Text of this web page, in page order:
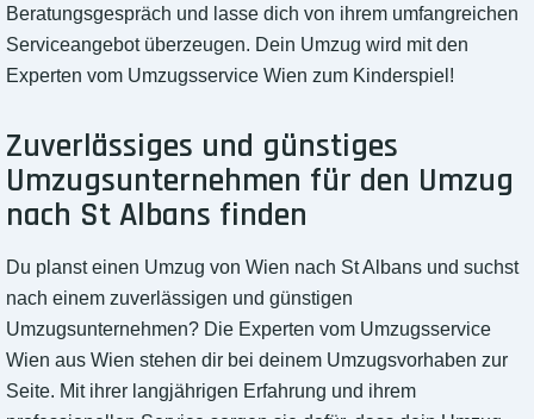
Beratungsgespräch und lasse dich von ihrem umfangreichen
Serviceangebot überzeugen. Dein Umzug wird mit den
Experten vom Umzugsservice Wien zum Kinderspiel!
Zuverlässiges und günstiges
Umzugsunternehmen für den Umzug
nach St Albans finden
Du planst einen Umzug von Wien nach St Albans und suchst
nach einem zuverlässigen und günstigen
Umzugsunternehmen? Die Experten vom Umzugsservice
Wien aus Wien stehen dir bei deinem Umzugsvorhaben zur
Seite. Mit ihrer langjährigen Erfahrung und ihrem